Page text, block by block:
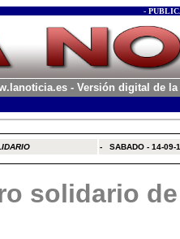
-
- Versión digital de la
- SABADO - 14-09-
solidario